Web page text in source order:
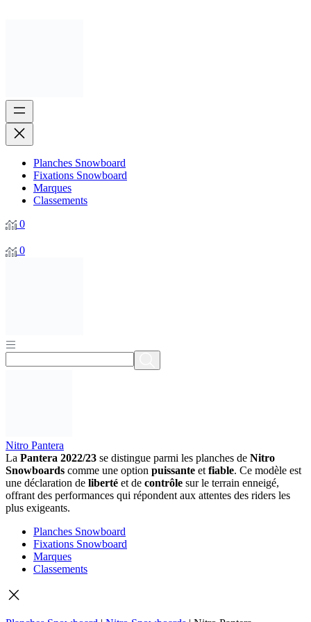
Planches Snowboard
Fixations Snowboard
Marques
Classements
0
0
Nitro Pantera
La Pantera 2022/23 se distingue parmi les planches de Nitro
Snowboards comme une option puissante et fiable. Ce modèle est
une déclaration de liberté et de contrôle sur le terrain enneigé,
offrant des performances qui répondent aux attentes des riders les
plus exigeants.
Planches Snowboard
Fixations Snowboard
Marques
Classements